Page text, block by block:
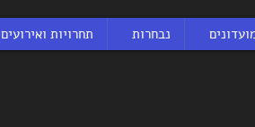
נבחרות תחרויות ואירועים